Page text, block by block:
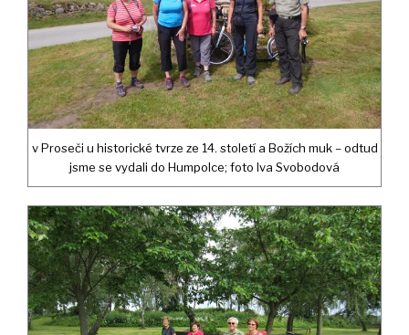
v Proseči u historické tvrze ze 14. století a Božích muk – odtud
jsme se vydali do Humpolce; foto Iva Svobodová